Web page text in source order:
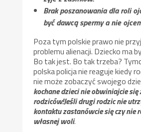
Brak poszanowania dla roli
być dawcą spermy a nie
Poza tym polskie prawo nie
problemu alienacji. Dziecko ma
Bo tak jest. Bo tak trzeba?
polska policja nie reaguje kiedy
nie może zobaczyć swojego
kochane dzieci nie obwiniajcie
rodziców!Jeśli drugi rodzic nie
kontaktu zastanówcie się czy nie
własnej woli.